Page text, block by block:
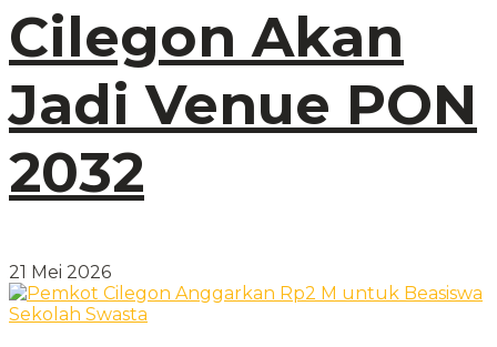
Cilegon Akan
Jadi Venue PON
2032
21 Mei 2026